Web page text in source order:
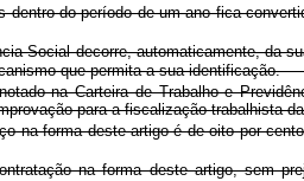
dentro do período de um ano fica
Social decorre, automaticamente, da
mecanismo que permita a sua
na Carteira de Trabalho e
comprovação para a fiscalização
na forma deste artigo é de oito por
na forma deste artigo, sem